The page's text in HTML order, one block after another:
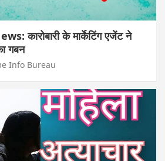
कारोबारी के मार्केटिंग एजेंट ने
गबन
Info Bureau